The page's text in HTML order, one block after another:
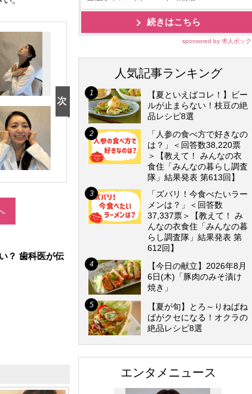
？ 歯科医が伝
ーも同時募集中♪
続きはこちら
sponsored by 求人ボック
人気記事ランキング
【夏といえばコレ！】ビー
ルが止まらない！枝豆の絶
品レシピ8選
「人参の食べ方で好きなの
は？」＜回答数38,220票
＞【教えて！ みんなの衣
食住「みんなの暮らし調査
隊」結果発表 第613回】
「ズバリ！今食べたいラー
メンは？」＜回答数
37,337票＞【教えて！ み
んなの衣食住「みんなの暮
らし調査隊」結果発表 第
612回】
【今日の献立】2026年8月
6日(木)「豚肉のみそ漬け
焼き」
【夏が旬】とろ～りねばね
ばがクセになる！オクラの
絶品レシピ8選
エンタメニュース